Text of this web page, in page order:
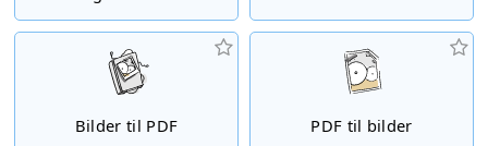
Bilder til PDF PDF til bilder